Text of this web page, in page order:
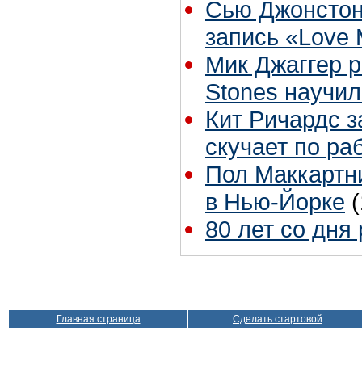
Сью
запись «Love
Мик Джаггер
Stones
Кит Ричардс
скучает по
Пол
в Нью-Йорке
80 лет со
Главная страница Сделать стартовой